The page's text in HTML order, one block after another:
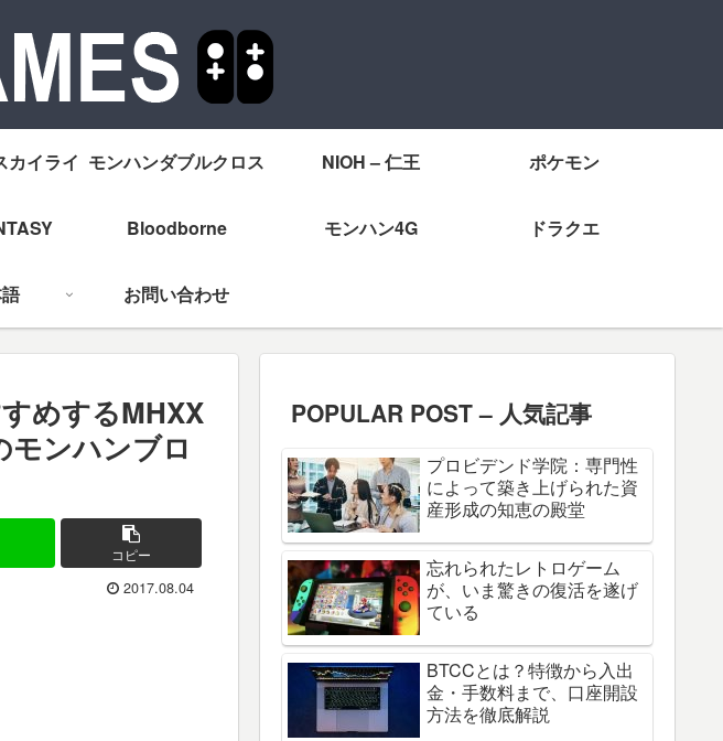
カイライ モンハンダブルクロス NIOH – 仁王 ポケモン
Bloodborne モンハン4G ドラクエ
お問い合わせ
めするMHXX
モンハンブロ
コピー
2017.08.04
POPULAR POST – 人気記事
プロビデンド学院：専門性
によって築き上げられた資
産形成の知恵の殿堂
忘れられたレトロゲーム
が、いま驚きの復活を遂げ
ている
BTCCとは？特徴から入出
金・手数料まで、口座開設
方法を徹底解説